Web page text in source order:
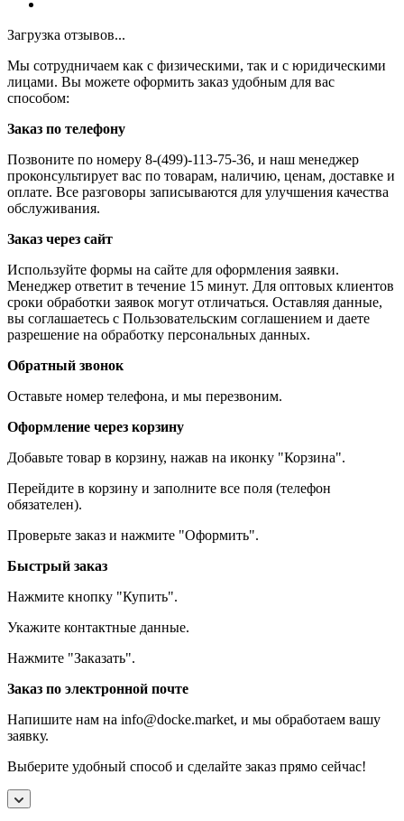
Загрузка отзывов...
Мы сотрудничаем как с физическими, так и с юридическими
лицами. Вы можете оформить заказ удобным для вас
способом:
Заказ по телефону
Позвоните по номеру 8-(499)-113-75-36, и наш менеджер
проконсультирует вас по товарам, наличию, ценам, доставке и
оплате. Все разговоры записываются для улучшения качества
обслуживания.
Заказ через сайт
Используйте формы на сайте для оформления заявки.
Менеджер ответит в течение 15 минут. Для оптовых клиентов
сроки обработки заявок могут отличаться. Оставляя данные,
вы соглашаетесь с Пользовательским соглашением и даете
разрешение на обработку персональных данных.
Обратный звонок
Оставьте номер телефона, и мы перезвоним.
Оформление через корзину
Добавьте товар в корзину, нажав на иконку "Корзина".
Перейдите в корзину и заполните все поля (телефон
обязателен).
Проверьте заказ и нажмите "Оформить".
Быстрый заказ
Нажмите кнопку "Купить".
Укажите контактные данные.
Нажмите "Заказать".
Заказ по электронной почте
Напишите нам на info@docke.market, и мы обработаем вашу
заявку.
Выберите удобный способ и сделайте заказ прямо сейчас!